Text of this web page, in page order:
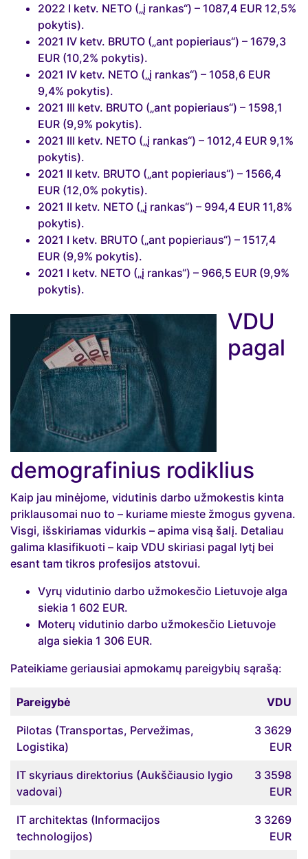
2022 I ketv. NETO („į rankas“) – 1087,4 EUR 12,5%
pokytis).
2021 IV ketv. BRUTO („ant popieriaus“) – 1679,3
EUR (10,2% pokytis).
2021 IV ketv. NETO („į rankas“) – 1058,6 EUR
9,4% pokytis).
2021 III ketv. BRUTO („ant popieriaus“) – 1598,1
EUR (9,9% pokytis).
2021 III ketv. NETO („į rankas“) – 1012,4 EUR 9,1%
pokytis).
2021 II ketv. BRUTO („ant popieriaus“) – 1566,4
EUR (12,0% pokytis).
2021 II ketv. NETO („į rankas“) – 994,4 EUR 11,8%
pokytis).
2021 I ketv. BRUTO („ant popieriaus“) – 1517,4
EUR (9,9% pokytis).
2021 I ketv. NETO („į rankas“) – 966,5 EUR (9,9%
pokytis).
VDU
pagal
demografinius rodiklius
Kaip jau minėjome, vidutinis darbo užmokestis kinta
priklausomai nuo to – kuriame mieste žmogus gyvena.
Visgi, išskiriamas vidurkis – apima visą šalį. Detaliau
galima klasifikuoti – kaip VDU skiriasi pagal lytį bei
esant tam tikros profesijos atstovui.
Vyrų vidutinio darbo užmokesčio Lietuvoje alga
siekia 1 602 EUR.
Moterų vidutinio darbo užmokesčio Lietuvoje
alga siekia 1 306 EUR.
Pateikiame geriausiai apmokamų pareigybių sąrašą:
Pareigybė VDU
Pilotas (Transportas, Pervežimas,
Logistika)
3 3629
EUR
IT skyriaus direktorius (Aukščiausio lygio
vadovai)
3 3598
EUR
IT architektas (Informacijos
technologijos)
3 3269
EUR